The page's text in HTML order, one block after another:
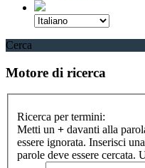
Cerca
Motore di ricerca
Ricerca per termini:
Metti un + davanti alla
essere ignorata. Inserisci
parole deve essere cercata.